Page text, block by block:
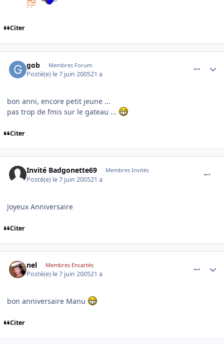
Citer
gob Membres Forum
Posté(e) le 7 juin 200521 a
bon anni, encore petit jeune ...
pas trop de fmis sur le gateau ...
Citer
Invité Badgonette69 Membres Invités
Posté(e) le 7 juin 200521 a
Joyeux Anniversaire
Citer
nel Membres Encartés
Posté(e) le 7 juin 200521 a
bon anniversaire Manu
Citer